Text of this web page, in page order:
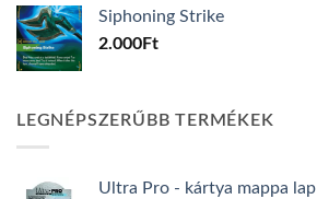
Siphoning Strike
2.000Ft
LEGNÉPSZERŰBB TERMÉKEK
Ultra Pro - kártya mappa lap